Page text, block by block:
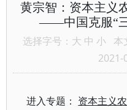
黄宗智：资本主义
——中国克服“
选择字号： 大 中 小 本
2021-
进入专题： 资本主义